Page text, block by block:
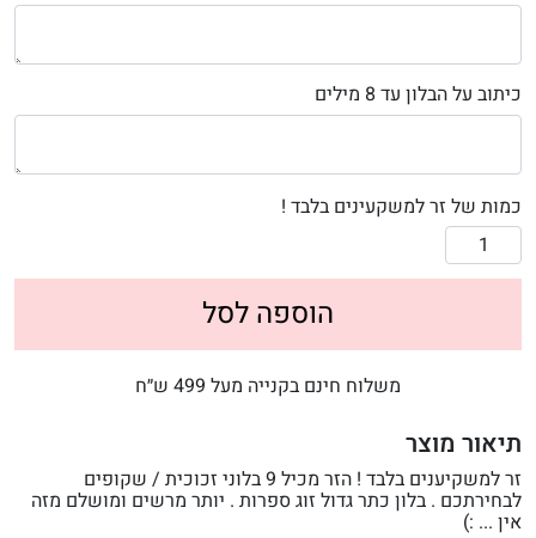
כיתוב על הבלון עד 8 מילים
כמות של זר למשקעינים בלבד !
הוספה לסל
משלוח חינם בקנייה מעל 499 ש״ח
תיאור מוצר
זר למשקיענים בלבד ! הזר מכיל 9 בלוני זכוכית / שקופים
לבחירתכם . בלון כתר גדול זוג ספרות . יותר מרשים ומושלם מזה
אין ... :)